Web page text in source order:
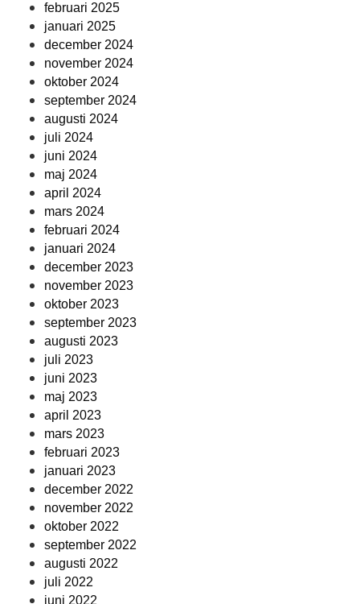
februari 2025
januari 2025
december 2024
november 2024
oktober 2024
september 2024
augusti 2024
juli 2024
juni 2024
maj 2024
april 2024
mars 2024
februari 2024
januari 2024
december 2023
november 2023
oktober 2023
september 2023
augusti 2023
juli 2023
juni 2023
maj 2023
april 2023
mars 2023
februari 2023
januari 2023
december 2022
november 2022
oktober 2022
september 2022
augusti 2022
juli 2022
juni 2022